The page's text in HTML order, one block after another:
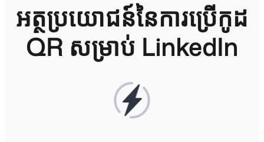
អត្ថប្រយោជន៍នៃការប្រើកូដ
QR សម្រាប់ LinkedIn